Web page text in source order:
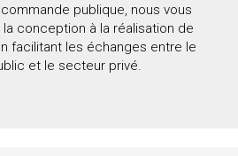
publique, nous vous
conception à la réalisation de
facilitant les échanges entre le
et le secteur privé.